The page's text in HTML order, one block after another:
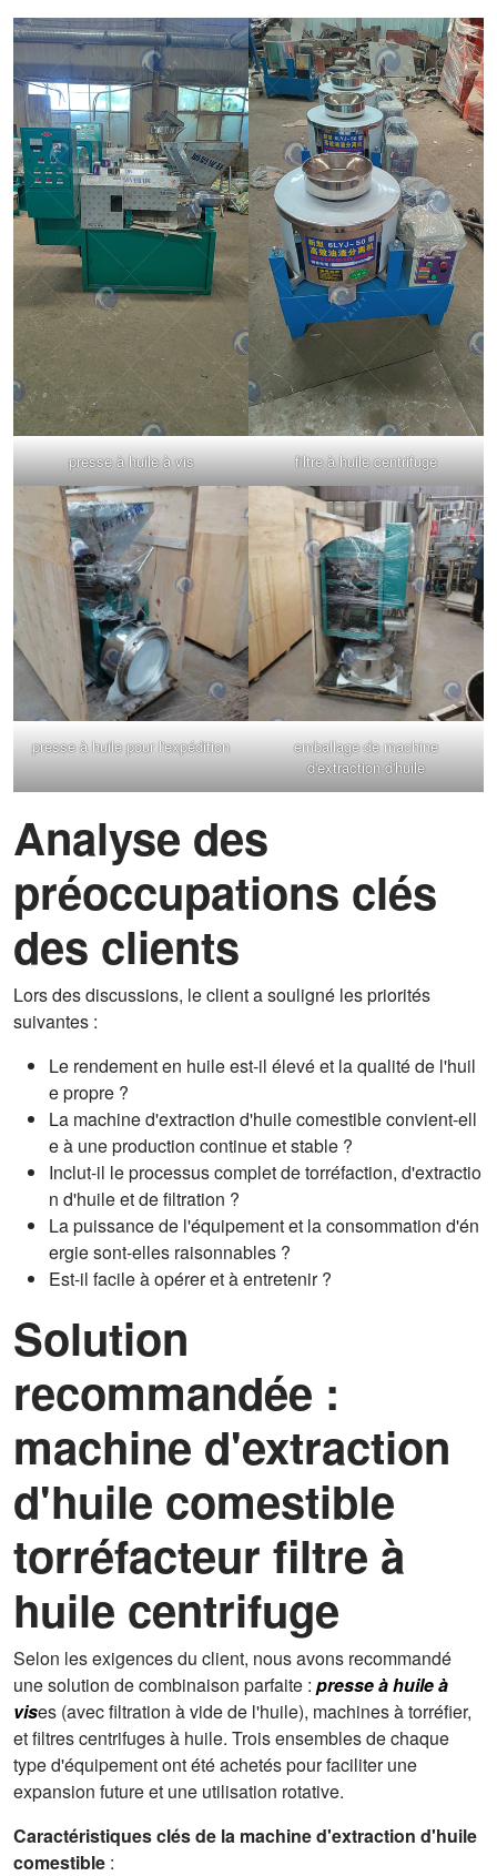
presse à huile à vis filtre à huile centrifuge
presse à huile pour l'expédition
emballage de machine
d'extraction d'huile
Analyse des
préoccupations clés
des clients
Lors des discussions, le client a souligné les priorités
suivantes :
Le rendement en huile est-il élevé et la qualité de l'huil
e propre ?
La machine d'extraction d'huile comestible convient-ell
e à une production continue et stable ?
Inclut-il le processus complet de torréfaction, d'extractio
n d'huile et de filtration ?
La puissance de l'équipement et la consommation d'én
ergie sont-elles raisonnables ?
Est-il facile à opérer et à entretenir ?
Solution
recommandée :
machine d'extraction
d'huile comestible
torréfacteur filtre à
huile centrifuge
Selon les exigences du client, nous avons recommandé
une solution de combinaison parfaite : presse à huile à
vises (avec filtration à vide de l'huile), machines à torréfier,
et filtres centrifuges à huile. Trois ensembles de chaque
type d'équipement ont été achetés pour faciliter une
expansion future et une utilisation rotative.
Caractéristiques clés de la machine d'extraction d'huile
comestible :